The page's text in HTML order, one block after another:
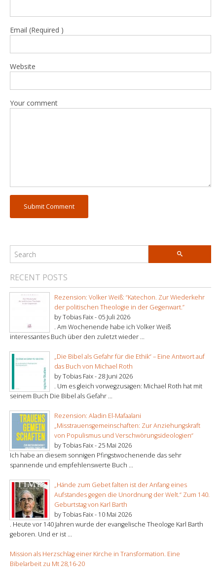
Email (Required )
Website
Your comment
RECENT POSTS
Rezension: Volker Weiß: “Katechon. Zur Wiederkehr
der politischen Theologie in der Gegenwart.”
by Tobias Faix - 05 Juli 2026
. Am Wochenende habe ich Volker Weiß
interessantes Buch über den zuletzt wieder ...
„Die Bibel als Gefahr für die Ethik“ – Eine Antwort auf
das Buch von Michael Roth
by Tobias Faix -28 Juni 2026
. Um es gleich vorwegzusagen: Michael Roth hat mit
seinem Buch Die Bibel als Gefahr ...
Rezension: Aladin El-Mafaalani
„Misstrauensgemeinschaften: Zur Anziehungskraft
von Populismus und Verschwörungsideologien“
by Tobias Faix -25 Mai 2026
Ich habe an diesem sonnigen Pfingstwochenende das sehr
spannende und empfehlenswerte Buch ...
„Hände zum Gebet falten ist der Anfang eines
Aufstandes gegen die Unordnung der Welt.“ Zum 140.
Geburtstag von Karl Barth
by Tobias Faix - 10 Mai 2026
. Heute vor 140 Jahren wurde der evangelische Theologe Karl Barth
geboren. Und er ist ...
Mission als Herzschlag einer Kirche in Transformation. Eine
Bibelarbeit zu Mt 28,16-20